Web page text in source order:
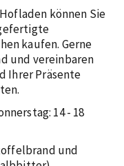
können Sie
kaufen. Gerne
und vereinbaren
Ihrer Präsente
14 - 18
und